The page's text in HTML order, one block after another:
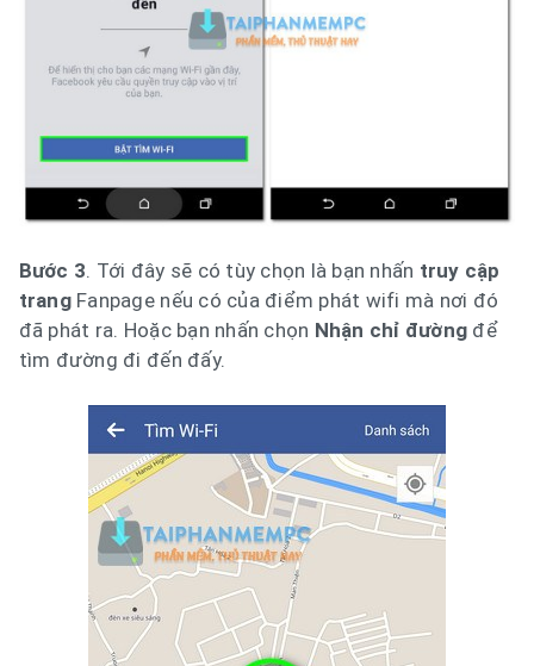
Bước 3. Tới đây sẽ có tùy chọn là bạn nhấn truy cập
trangFanpage nếu có của điểm phát wifi mà nơi đó
đã phát ra. Hoặc bạn nhấn chọn Nhận chỉ đường để
tìm đường đi đến đấy.